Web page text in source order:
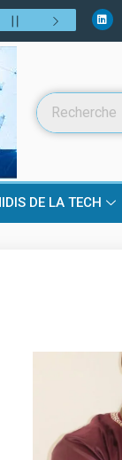
de demain ?
DE LA TECH